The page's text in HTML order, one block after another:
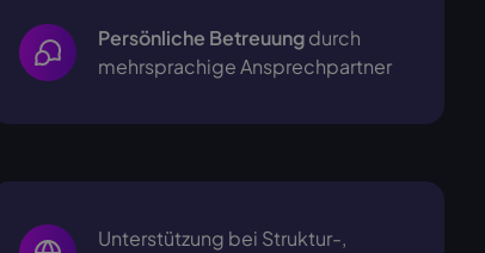
Persönliche Betreuungdurch
mehrsprachige Ansprechpartner
Unterstützung bei Struktur-,